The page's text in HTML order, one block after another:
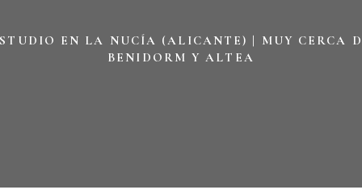
EN LA NUCÍA (ALICANTE) | MUY CERCA
BENIDORM Y ALTEA